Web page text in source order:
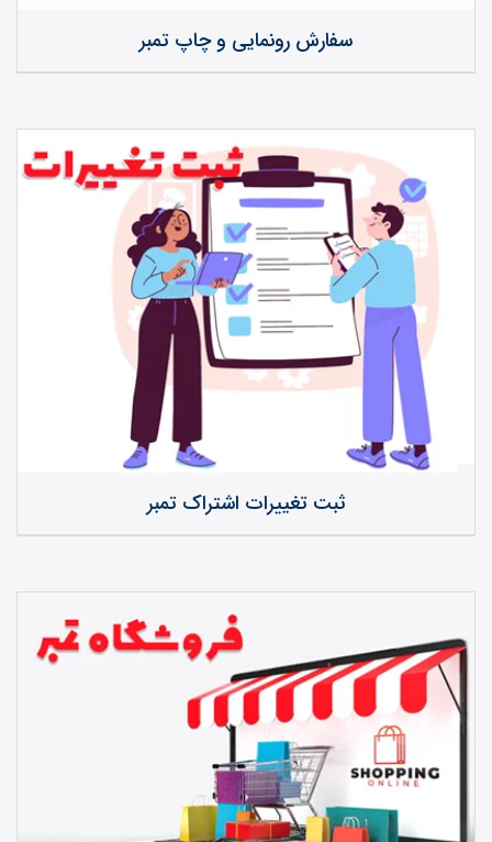
سفارش رونمایی و چاپ تمبر
ثبت تغییرات اشتراک تمبر